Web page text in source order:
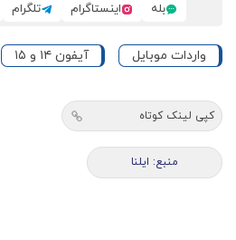
بله اینستاگرام تلگرام
واردات موبایل آیفون ۱۴ و ۱۵
کپی لینک کوتاه
منبع: ایلنا